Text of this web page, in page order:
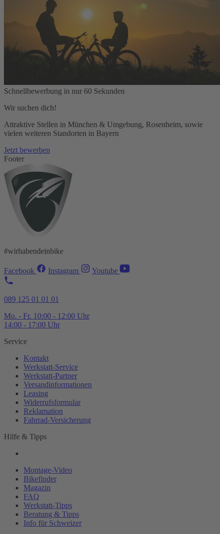
Schnellbewerbung in nur 60 Sekunden
Wir suchen dich!
Attraktive Stellen in München & Umgebung, Rosenheim, sowie
vielen weiteren Standorten in Bayern
Jetzt bewerben
Footer
#wirhabendeinbike
Facebook Instagram Youtube
089 125 01 01 01
Mo. - Fr. 10:00 - 12:00 Uhr
14:00 - 17:00 Uhr
Service
Kontakt
Werkstatt-Service
Werkstatt-Partner
Versandinformationen
Leasing
Widerrufsformular
Reklamation
Fahrrad-Versicherung
Hilfe & Tipps
Montage-Video
Bikefinder
Magazin
FAQ
Werkstatt-Tipps
Beratung & Tipps
Info für Schweizer